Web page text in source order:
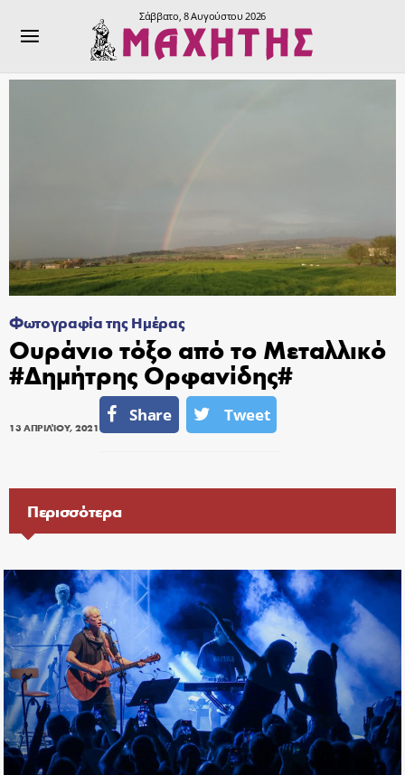
Σάββατο, 8 Αυγούστου 2026
Φωτογραφία της Ημέρας
Ουράνιο τόξο από το Μεταλλικό
#Δημήτρης Ορφανίδης#
13 ΑΠΡΙΛΊΟΥ, 2021
Share Tweet
Περισσότερα